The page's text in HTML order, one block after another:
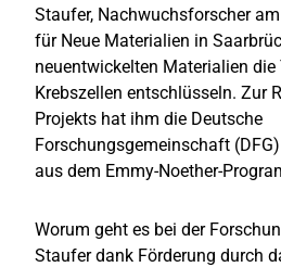
Staufer, Nachwuchsforscher
für Neue Materialien in
neuentwickelten Materialien die
Krebszellen entschlüsseln. Zur
Projekts hat ihm die Deutsche
Forschungsgemeinschaft
aus dem Emmy-Noether-
Worum geht es bei der
Staufer dank Förderung durch